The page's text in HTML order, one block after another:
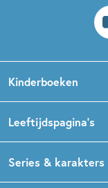
Kinderboeken
Prentenboeken
Leeftijdspagina’s
Boekentips 1,5 - 3 jaar
Series & karakters